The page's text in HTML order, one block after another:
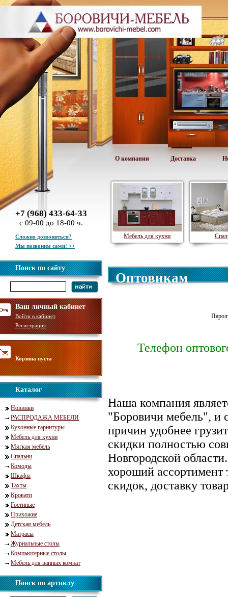
О компании Доставка
+7 (968) 433-64-33
с 09-00 до 18-00 ч.
Сложно дозвониться?
Мы позвоним сами! >>
Поиск по сайту
Ваш личный кабинет
Войти в кабинет
Регистрация
Корзина пуста
Каталог
Новинки
РАСПРОДАЖА МЕБЕЛИ
Кухонные гарнитуры
Мебель для кухни
Мягкая мебель
Спальни
Комоды
Шкафы
Тахты
Кровати
Гостиные
Прихожие
Детская мебель
Матрасы
Журнальные столы
Компьютерные столы
Мебель для ванных комнат
Поиск по артиклу
Мебель для кухни
Оптовикам
Телефон
Наша компания
"Боровичи мебель", и
причин удобнее
скидки полностью
Новгородской
хороший ассортимент
скидок, доставку